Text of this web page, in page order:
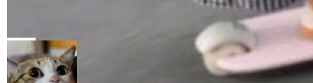
个小型数据库，应用天然按分片构建，单个数据
库的竞争和爆炸半径问题在设计层面就被消除
了。 闲置的 cell 会休眠到几乎不占资源。当 cel
l 迁移或唤醒时，新宿主从 S3 恢复 SQLite 数据
库继续执行。存储库是持久化的唯一真相...
高价的三星折叠（三星Galaxy Z Fold8 Ultra / Z
Fold8 / Z Flip8）外，其余要么是中低端机器，
例如iQOO Z11i、REDMI Note 17、REDMI No
te 17 Pro、OPPO K15，要么是vivo X300 E这
样的次旗舰。 Galaxy Z Fold8 Ultra / Z Fold8 /
Zed 编辑器团队发布了新项目——DeltaDB，一
个在 git commit 之间记录每一次编辑操作的版
本控制系统。目前处于 Early Access 阶段。 De
ltaDB 的核心思路直接写在 landing page 最显
局
SpaceXAI 单季资本开支达 183 亿美元